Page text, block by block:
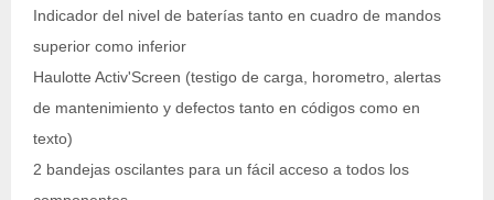
Indicador del nivel de baterías tanto en cuadro de mandos
superior como inferior
Haulotte Activ'Screen (testigo de carga, horometro, alertas
de mantenimiento y defectos tanto en códigos como en
texto)
2 bandejas oscilantes para un fácil acceso a todos los